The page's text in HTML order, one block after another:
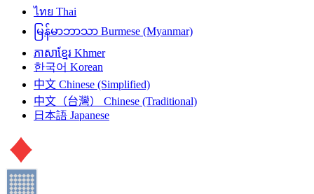
ไทย Thai
မြန်မာဘာသာ Burmese (Myanmar)
ភាសាខ្មែរ Khmer
한국어 Korean
中文 Chinese (Simplified)
中文（台灣）
Chinese (Traditional)
日本語 Japanese